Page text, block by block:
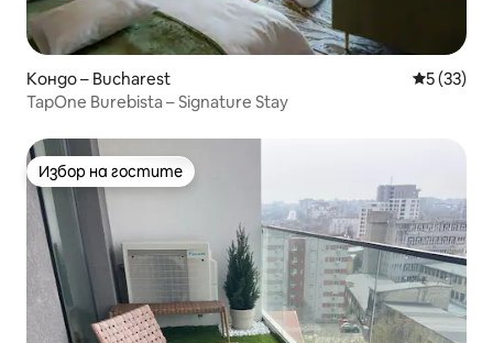
Кондо – Bucharest Средна
5 (33)
TapOne Burebista – Signature Stay
Избор на гостите
Избор на гостите